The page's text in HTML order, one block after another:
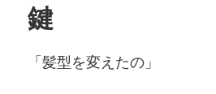
鍵
「髪型を変えたの」